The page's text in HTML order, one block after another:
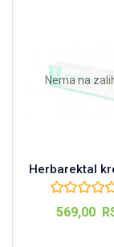
Nema na
Herbarektal
569,00